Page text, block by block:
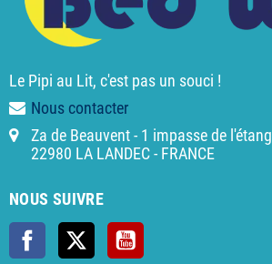
Le Pipi au Lit, c'est pas un souci !
Nous contacter
Za de Beauvent - 1 impasse de l'étang
22980 LA LANDEC - FRANCE
NOUS SUIVRE
Facebook